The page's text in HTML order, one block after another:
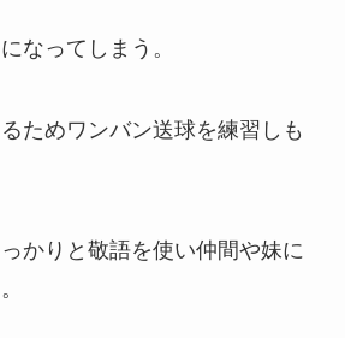
なってしまう。
ためワンバン送球を練習しも
かりと敬語を使い仲間や妹に